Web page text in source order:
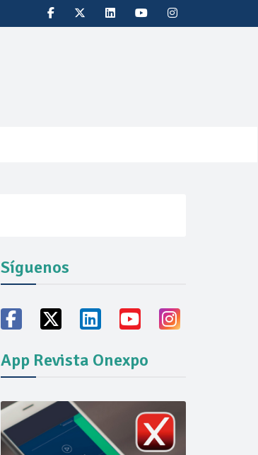
Síguenos
App Revista Onexpo